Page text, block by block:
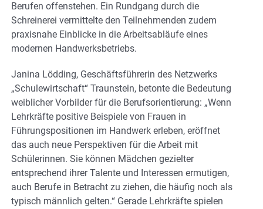
Berufen offenstehen. Ein Rundgang durch die
Schreinerei vermittelte den Teilnehmenden zudem
praxisnahe Einblicke in die Arbeitsabläufe eines
modernen Handwerksbetriebs.
Janina Lödding, Geschäftsführerin des Netzwerks
„Schulewirtschaft“ Traunstein, betonte die Bedeutung
weiblicher Vorbilder für die Berufsorientierung: „Wenn
Lehrkräfte positive Beispiele von Frauen in
Führungspositionen im Handwerk erleben, eröffnet
das auch neue Perspektiven für die Arbeit mit
Schülerinnen. Sie können Mädchen gezielter
entsprechend ihrer Talente und Interessen ermutigen,
auch Berufe in Betracht zu ziehen, die häufig noch als
typisch männlich gelten.“ Gerade Lehrkräfte spielen